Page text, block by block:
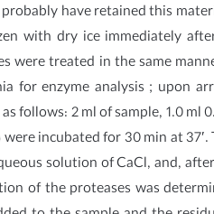
have retained this
with dry ice immediately
treated in the same
enzyme analysis ; upon
follows: 2 ml of sample, 1.0
incubated for 30 min at
solution of CaCl, and,
of the proteases was